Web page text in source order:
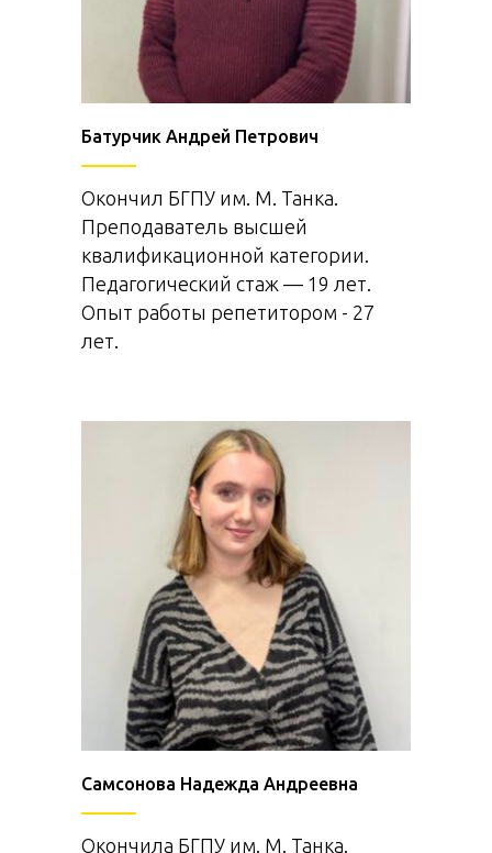
Батурчик Андрей Петрович
Окончил БГПУ им. М. Танка.
Преподаватель высшей
квалификационной категории.
Педагогический стаж — 19 лет.
Опыт работы репетитором - 27
лет.
Самсонова Надежда Андреевна
Окончила БГПУ им. М. Танка.